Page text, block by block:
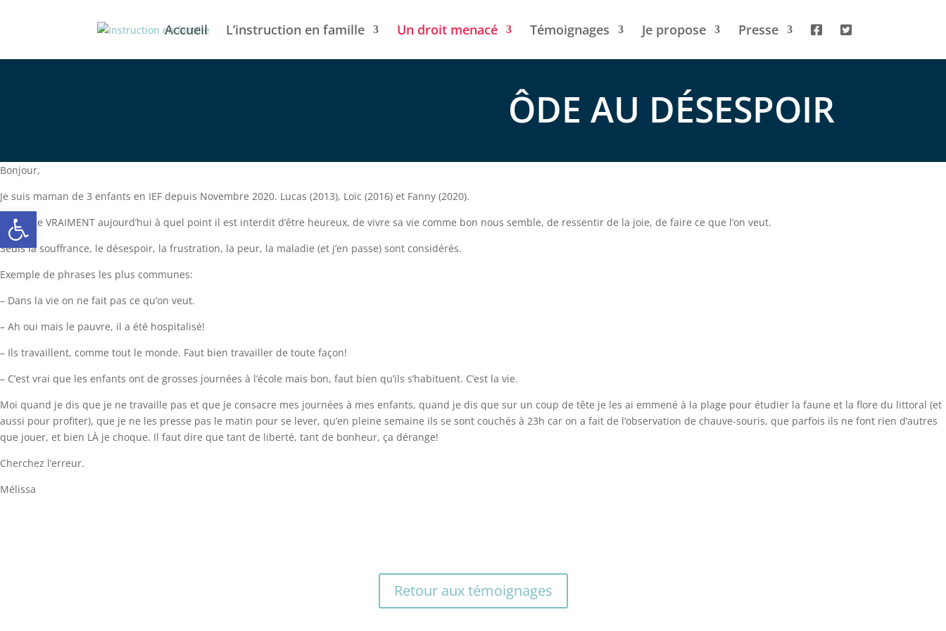
Accueil L’instruction en famille Un droit menacé Témoignages Je propose Presse
ÔDE AU DÉSESPOIR
Bonjour,
Je suis maman de 3 enfants en IEF depuis Novembre 2020. Lucas (2013), Loïc (2016) et Fanny (2020).
Je réalise VRAIMENT aujourd’hui à quel point il est interdit d’être heureux, de vivre sa vie comme bon nous semble, de ressentir de la joie, de faire ce que l’on veut.
Seuls la souffrance, le désespoir, la frustration, la peur, la maladie (et j’en passe) sont considérés.
Exemple de phrases les plus communes:
– Dans la vie on ne fait pas ce qu’on veut.
– Ah oui mais le pauvre, il a été hospitalisé!
– Ils travaillent, comme tout le monde. Faut bien travailler de toute façon!
– C’est vrai que les enfants ont de grosses journées à l’école mais bon, faut bien qu’ils s’habituent. C’est la vie.
Moi quand je dis que je ne travaille pas et que je consacre mes journées à mes enfants, quand je dis que sur un coup de tête je les ai emmené à la plage pour étudier la faune et la flore du littoral (et
aussi pour profiter), que je ne les presse pas le matin pour se lever, qu’en pleine semaine ils se sont couchés à 23h car on a fait de l’observation de chauve-souris, que parfois ils ne font rien d’autres
que jouer, et bien LÀ je choque. Il faut dire que tant de liberté, tant de bonheur, ça dérange!
Cherchez l’erreur.
Mélissa
Retour aux témoignages
Ouvrir la barre d’outils